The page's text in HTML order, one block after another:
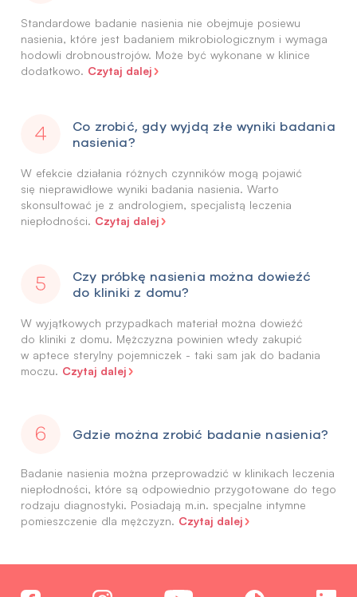
Standardowe badanie nasienia nie obejmuje posiewu
nasienia, które jest badaniem mikrobiologicznym i wymaga
hodowli drobnoustrojów. Może być wykonane w klinice
dodatkowo. Czytaj dalej
Co zrobić, gdy wyjdą złe wyniki badania
nasienia?
W efekcie działania różnych czynników mogą pojawić
się nieprawidłowe wyniki badania nasienia. Warto
skonsultować je z andrologiem, specjalistą leczenia
niepłodności. Czytaj dalej
Czy próbkę nasienia można dowieźć
do kliniki z domu?
W wyjątkowych przypadkach materiał można dowieźć
do kliniki z domu. Mężczyzna powinien wtedy zakupić
w aptece sterylny pojemniczek - taki sam jak do badania
moczu. Czytaj dalej
Gdzie można zrobić badanie nasienia?
Badanie nasienia można przeprowadzić w klinikach leczenia
niepłodności, które są odpowiednio przygotowane do tego
rodzaju diagnostyki. Posiadają m.in. specjalne intymne
pomieszczenie dla mężczyzn. Czytaj dalej